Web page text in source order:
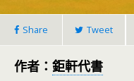
Share Tweet
作者： 鉅軒代書